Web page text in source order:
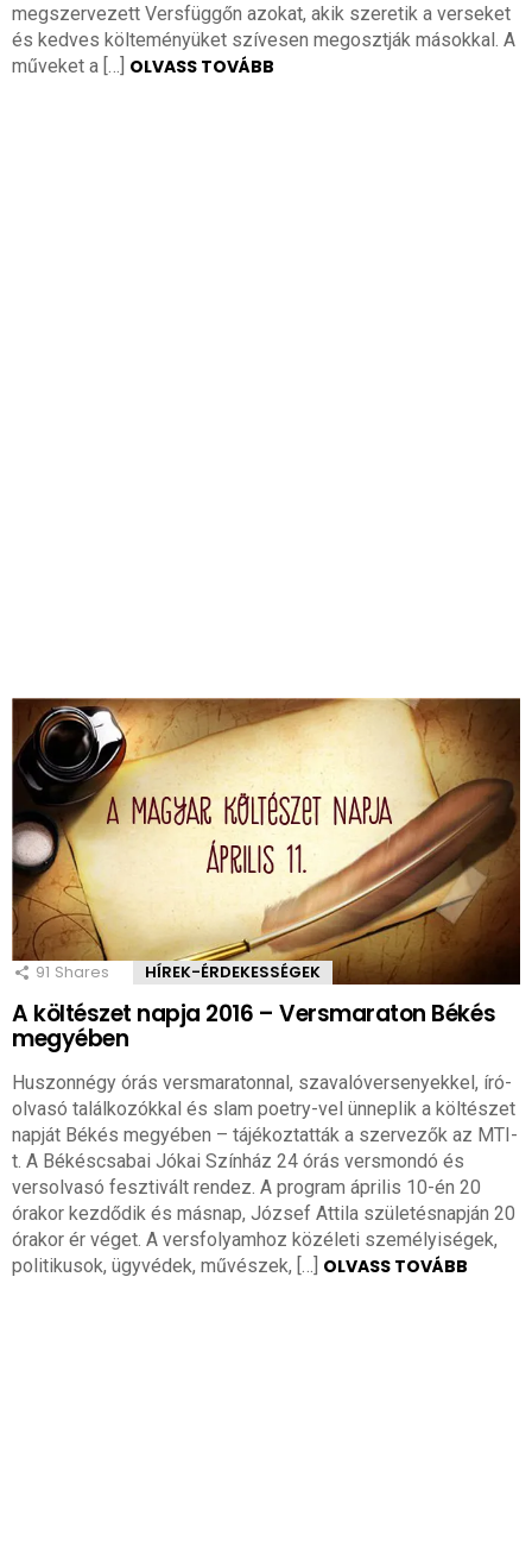
megszervezett Versfüggőn azokat, akik szeretik a verseket
és kedves költeményüket szívesen megosztják másokkal. A
műveket a […] OLVASS TOVÁBB
91 Shares HÍREK-ÉRDEKESSÉGEK
A költészet napja 2016 – Versmaraton Békés
megyében
Huszonnégy órás versmaratonnal, szavalóversenyekkel, író-
olvasó találkozókkal és slam poetry-vel ünneplik a költészet
napját Békés megyében – tájékoztatták a szervezők az MTI-
t. A Békéscsabai Jókai Színház 24 órás versmondó és
versolvasó fesztivált rendez. A program április 10-én 20
órakor kezdődik és másnap, József Attila születésnapján 20
órakor ér véget. A versfolyamhoz közéleti személyiségek,
politikusok, ügyvédek, művészek, […] OLVASS TOVÁBB